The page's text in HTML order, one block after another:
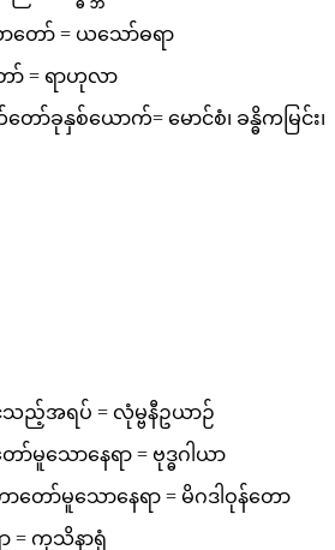
တော် = ယသော်ဓရာ
ာ် = ရာဟုလာ
ော်ခုနှစ်ယောက်= မောင်စံ၊ ခန္ဓိကမြင်း၊
င်သည့်အရပ် = လုံမ္ဗနီဥယာဉ်
ာ်မူသောနေရာ = ဗုဒ္ဓဂါယာ
ာတော်မူသောနေရာ = မိဂဒါဝုန်တော
ာ = ကုသိနာရုံ